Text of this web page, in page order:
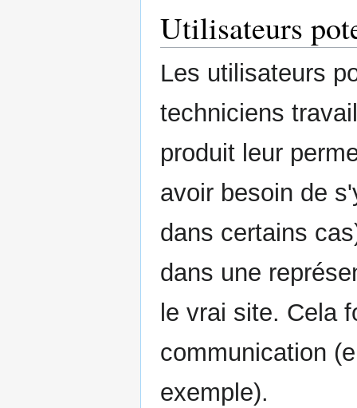
Utilisateurs
Les utilisateurs
techniciens
produit leur
avoir besoin de
dans certains
dans une
le vrai site. Cela
communication
exemple).